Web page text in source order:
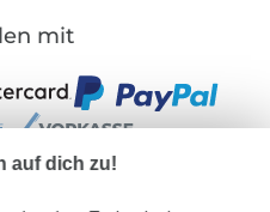
mit
auf dich zu!